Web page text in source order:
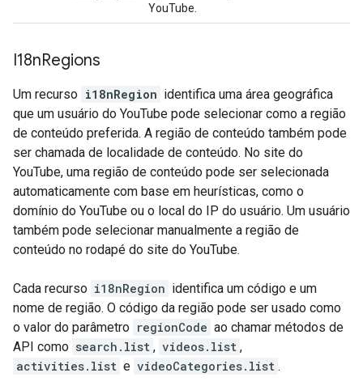
YouTube.
I18nRegions
Um recurso i18nRegion identifica uma área geográfica
que um usuário do YouTube pode selecionar como a região
de conteúdo preferida. A região de conteúdo também pode
ser chamada de localidade de conteúdo. No site do
YouTube, uma região de conteúdo pode ser selecionada
automaticamente com base em heurísticas, como o
domínio do YouTube ou o local do IP do usuário. Um usuário
também pode selecionar manualmente a região de
conteúdo no rodapé do site do YouTube.
Cada recurso i18nRegion identifica um código e um
nome de região. O código da região pode ser usado como
o valor do parâmetro regionCode ao chamar métodos de
API como search.list , videos.list ,
activities.list e videoCategories.list .